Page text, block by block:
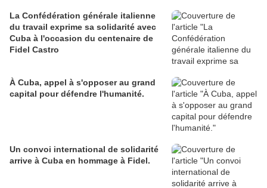
La Confédération générale italienne
du travail exprime sa solidarité avec
Cuba à l'occasion du centenaire de
Fidel Castro
À Cuba, appel à s'opposer au grand
capital pour défendre l'humanité.
Un convoi international de solidarité
arrive à Cuba en hommage à Fidel.